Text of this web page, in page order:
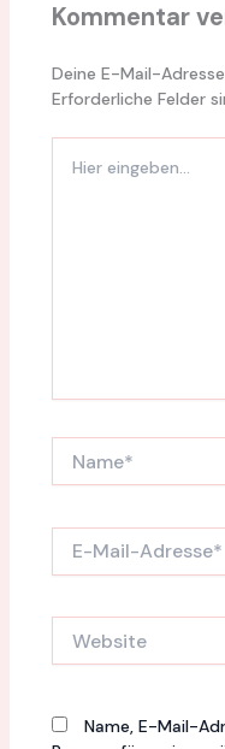
Kommentar
Deine E-Mail-
Erforderliche Felder
eingeben…
Mail-
Name, E-Mail-